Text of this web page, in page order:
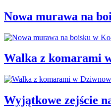
Nowa murawa na
Walka z komarami
Wyjątkowe zejście